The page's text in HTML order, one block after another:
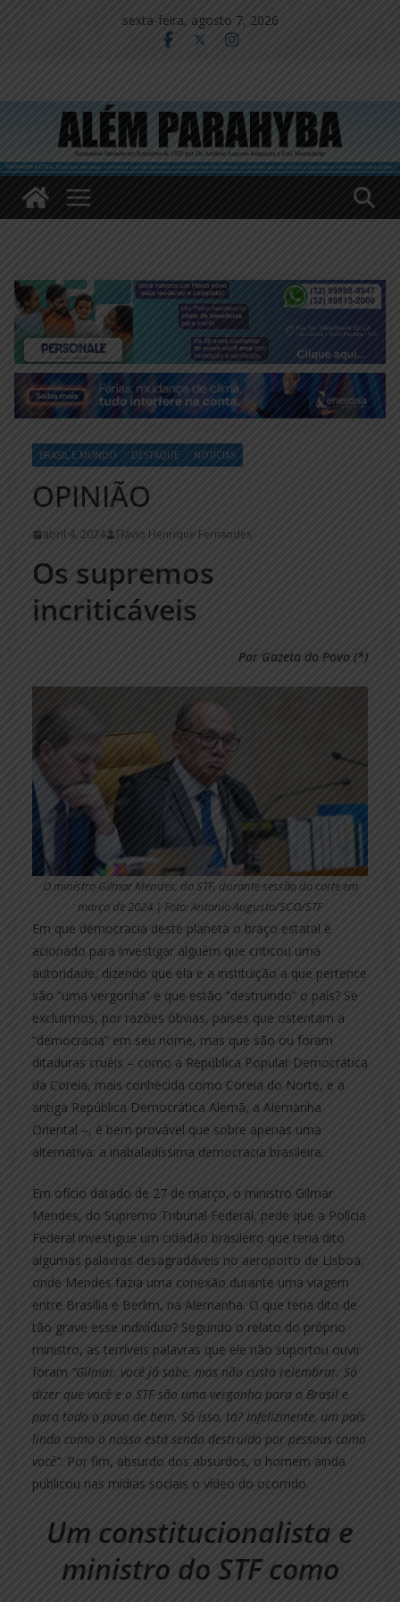
sexta-feira, agosto 7, 2026
BRASIL E MUNDO DESTAQUE NOTÍCIAS
OPINIÃO
abril 4, 2024 Flávio Henrique Fernandes
Os supremos
incriticáveis
Por Gazeta do Povo (*)
O ministro Gilmar Mendes, do STF, durante sessão da corte em
março de 2024.| Foto: Antonio Augusto/SCO/STF
Em que democracia deste planeta o braço estatal é
acionado para investigar alguém que criticou uma
autoridade, dizendo que ela e a instituição a que pertence
são “uma vergonha” e que estão “destruindo” o país? Se
excluirmos, por razões óbvias, países que ostentam a
“democracia” em seu nome, mas que são ou foram
ditaduras cruéis – como a República Popular Democrática
da Coreia, mais conhecida como Coreia do Norte, e a
antiga República Democrática Alemã, a Alemanha
Oriental –, é bem provável que sobre apenas uma
alternativa: a inabaladíssima democracia brasileira.
Em ofício datado de 27 de março, o ministro Gilmar
Mendes, do Supremo Tribunal Federal, pede que a Polícia
Federal investigue um cidadão brasileiro que teria dito
algumas palavras desagradáveis no aeroporto de Lisboa,
onde Mendes fazia uma conexão durante uma viagem
entre Brasília e Berlim, na Alemanha. O que teria dito de
tão grave esse indivíduo? Segundo o relato do próprio
ministro, as terríveis palavras que ele não suportou ouvir
foram “Gilmar, você já sabe, mas não custa relembrar. Só
dizer que você e o STF são uma vergonha para o Brasil e
para todo o povo de bem. Só isso, tá? Infelizmente, um país
lindo como o nosso está sendo destruído por pessoas como
você”. Por fim, absurdo dos absurdos, o homem ainda
publicou nas mídias sociais o vídeo do ocorrido.
Um constitucionalista e
ministro do STF como